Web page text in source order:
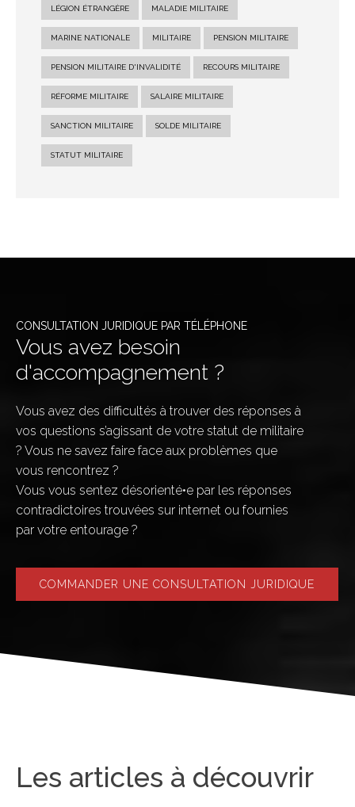
LÉGION ÉTRANGÈRE MALADIE MILITAIRE
MARINE NATIONALE MILITAIRE PENSION MILITAIRE
PENSION MILITAIRE D'INVALIDITÉ RECOURS MILITAIRE
RÉFORME MILITAIRE SALAIRE MILITAIRE
SANCTION MILITAIRE SOLDE MILITAIRE
STATUT MILITAIRE
CONSULTATION JURIDIQUE PAR TÉLÉPHONE
Vous avez besoin
d'accompagnement ?
Vous avez des difficultés à trouver des réponses à
vos questions s’agissant de votre statut de militaire
? Vous ne savez faire face aux problèmes que
vous rencontrez ?
Vous vous sentez désorienté•e par les réponses
contradictoires trouvées sur internet ou fournies
par votre entourage ?
COMMANDER UNE CONSULTATION JURIDIQUE
Les articles à découvrir